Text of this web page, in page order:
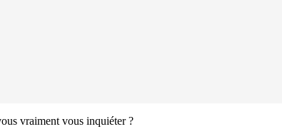
vraiment vous inquiéter ?